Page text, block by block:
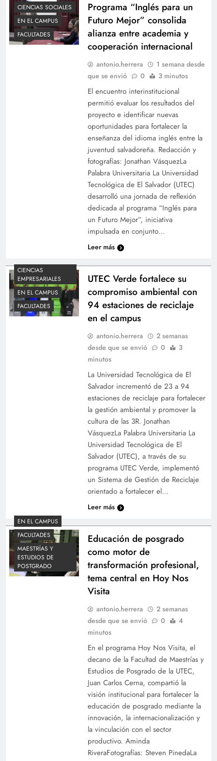
CIENCIAS SOCIALES
EN EL CAMPUS
FACULTADES
Programa “Inglés para un
Futuro Mejor” consolida
alianza entre academia y
cooperación internacional
antonio.herrera
1 semana desde
que se envió
0 3 minutos
El encuentro interinstitucional
permitió evaluar los resultados del
proyecto e identificar nuevas
oportunidades para fortalecer la
enseñanza del idioma inglés entre la
juventud salvadoreña. Redacción y
fotografías: Jonathan VásquezLa
Palabra Universitaria La Universidad
Tecnológica de El Salvador (UTEC)
desarrolló una jornada de reflexión
dedicada al programa “Inglés para
un Futuro Mejor”, iniciativa
impulsada en conjunto…
Leer más
CIENCIAS
EMPRESARIALES
EN EL CAMPUS
FACULTADES
UTEC Verde fortalece su
compromiso ambiental con
94 estaciones de reciclaje
en el campus
antonio.herrera
2 semanas
desde que se envió
0
3
minutos
La Universidad Tecnológica de El
Salvador incrementó de 23 a 94
estaciones de reciclaje para fortalecer
la gestión ambiental y promover la
cultura de las 3R. Jonathan
VásquezLa Palabra Universitaria La
Universidad Tecnológica de El
Salvador (UTEC), a través de su
programa UTEC Verde, implementó
un Sistema de Gestión de Reciclaje
orientado a fortalecer el…
Leer más
EN EL CAMPUS
FACULTADES
MAESTRÍAS Y
ESTUDIOS DE
POSTGRADO
Educación de posgrado
como motor de
transformación profesional,
tema central en Hoy Nos
Visita
antonio.herrera
2 semanas
desde que se envió
0
4
minutos
En el programa Hoy Nos Visita, el
decano de la Facultad de Maestrías y
Estudios de Posgrado de la UTEC,
Juan Carlos Cerna, compartió la
visión institucional para fortalecer la
educación de posgrado mediante la
innovación, la internacionalización y
la vinculación con el sector
productivo. Aminda
RiveraFotografías: Steven PinedaLa